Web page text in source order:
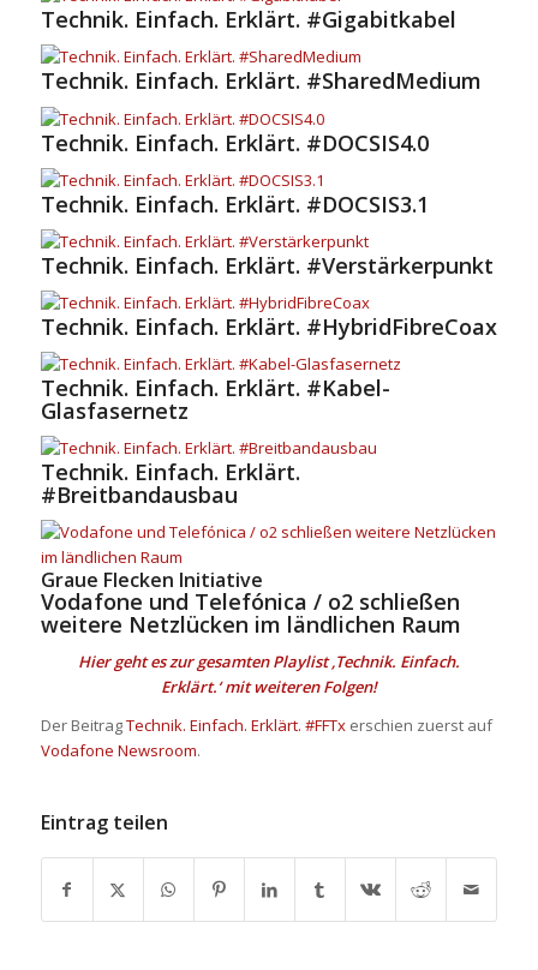
Technik. Einfach. Erklärt. #Gigabitkabel
Technik. Einfach. Erklärt. #SharedMedium
Technik. Einfach. Erklärt. #DOCSIS4.0
Technik. Einfach. Erklärt. #DOCSIS3.1
Technik. Einfach. Erklärt. #Verstärkerpunkt
Technik. Einfach. Erklärt. #HybridFibreCoax
Technik. Einfach. Erklärt. #Kabel-
Glasfasernetz
Technik. Einfach. Erklärt.
#Breitbandausbau
Graue Flecken Initiative
Vodafone und Telefónica / o2 schließen
weitere Netzlücken im ländlichen Raum
Hier geht eszur gesamten Playlist ‚Technik. Einfach.
Erklärt.‘mit weiteren Folgen!
Der BeitragTechnik. Einfach. Erklärt. #FFTxerschien zuerst auf
Vodafone Newsroom.
Eintrag teilen